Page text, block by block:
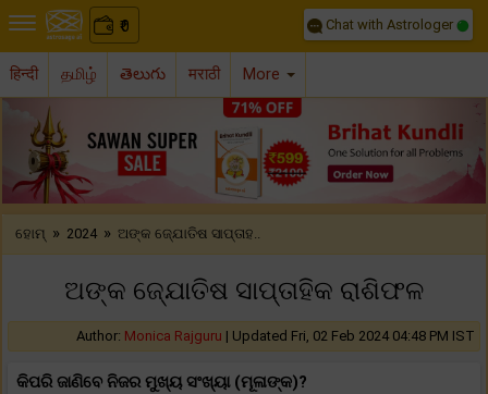
₹
0 Chat with Astrologer
हिन्दी தமிழ் తెలుగు मराठी More
Previous
ହୋମ୍ » 2024 » ଅଙ୍କ ଜ୍ଯୋତିଷ ସାପ୍ତାହ..
ଅଙ୍କ ଜ୍ଯୋତିଷ ସାପ୍ତାହିକ ରାଶିଫଳ
Author: Monica Rajguru | Updated Fri, 02 Feb 2024 04:48 PM IST
କିପରି ଜାଣିବେ ନିଜର ମୁଖ୍ୟ ସଂଖ୍ୟା (ମୂଳାଙ୍କ)?